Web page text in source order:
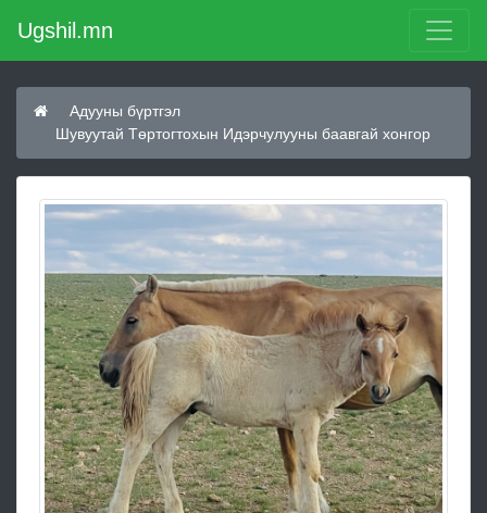
Ugshil.mn
Адууны бүртгэл
Шувуутай Төртогтохын Идэрчулууны баавгай хонгор